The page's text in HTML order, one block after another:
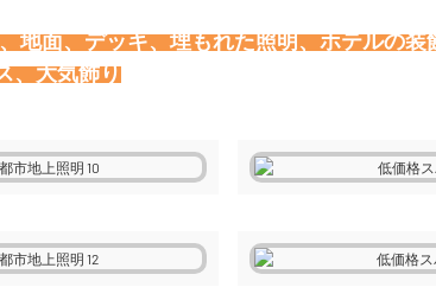
地面、デッキ、埋もれた照明、ホテルの